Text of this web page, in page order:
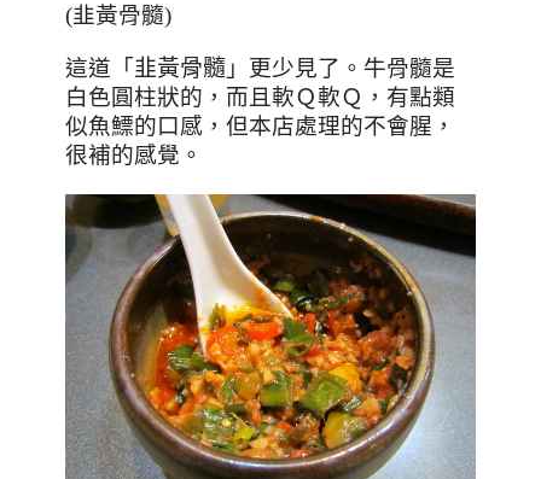
(韭黃骨髓)
這道「韭黃骨髓 」更少見了。牛骨髓是
白色圓柱狀的，而且軟Ｑ軟Ｑ，有點類
似魚鰾的口感，但本店處理的不會腥，
很補的感覺。